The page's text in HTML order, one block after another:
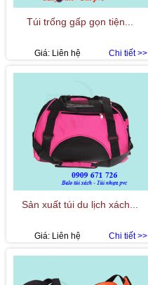
Túi trống gấp gọn tiện...
Chi tiết >>
Giá: Liên hệ
Sản xuất túi du lịch xách...
Chi tiết >>
Giá: Liên hệ